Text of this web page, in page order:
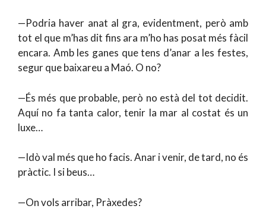
—Podria haver anat al gra, evidentment, però amb
tot el que m’has dit fins ara m’ho has posat més fàcil
encara. Amb les ganes que tens d’anar a les festes,
segur que baixareu a Maó. O no?
—És més que probable, però no està del tot decidit.
Aquí no fa tanta calor, tenir la mar al costat és un
luxe…
—Idò val més que ho facis. Anar i venir, de tard, no és
pràctic. I si beus…
—On vols arribar, Pràxedes?